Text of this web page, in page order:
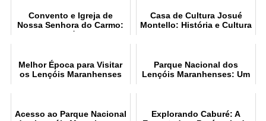
Convento e Igreja de
Nossa Senhora do Carmo:
História
Casa de Cultura Josué
Montello: História e Cultura
Melhor Época para Visitar
os Lençóis Maranhenses
Parque Nacional dos
Lençóis Maranhenses: Um
Acesso ao Parque Nacional
Explorando Caburé: A